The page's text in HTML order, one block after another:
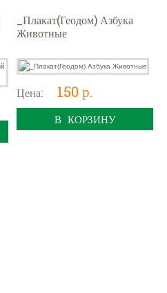
_Плакат(Геодом) Азбука
Животные
Цена: 150 р.
В КОРЗИНУ